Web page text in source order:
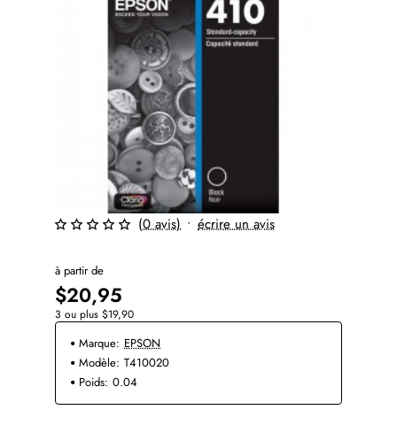
(0 avis) • écrire un avis
à partir de
$20,95
3 ou plus $19,90
Marque: EPSON
Modèle: T410020
Poids: 0.04